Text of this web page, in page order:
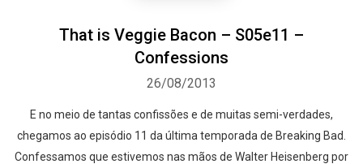
That is Veggie Bacon – S05e11 –
Confessions
26/08/2013
E no meio de tantas confissões e de muitas semi-verdades,
chegamos ao episódio 11 da última temporada de Breaking Bad.
Confessamos que estivemos nas mãos de Walter Heisenberg por